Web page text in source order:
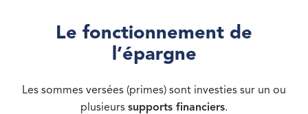
Le fonctionnement de
l’épargne
Les sommes versées (primes) sont investies sur un ou
plusieurs supports financiers.